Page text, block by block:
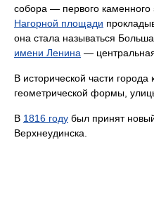
собора — первого каменного
Нагорной площади
она стала называться
имени Ленина —
В исторической части
геометрической формы,
В 1816 году был принят
Верхнеудинска.